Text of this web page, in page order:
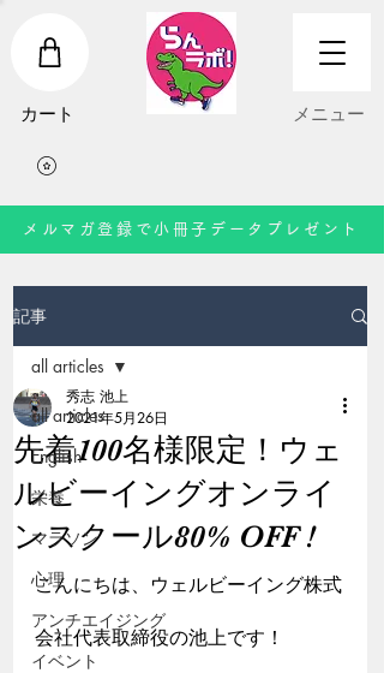
​カート ​メニュー
メルマガ登録で小冊子データプレゼント
記事
all articles
English
栄養
マラソン
心理
アンチエイジング
イベント
all articles
先着100名様限定！ウェ
ルビーイングオンライ
ンスクール80% OFF !
秀志 池上
2021年5月26日
こんにちは、ウェルビーイング株式
会社代表取締役の池上です！